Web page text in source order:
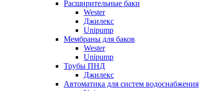
Расширительные баки
Wester
Джилекс
Unipump
Мембраны для баков
Wester
Unipump
Трубы ПНД
Джилекс
Автоматика для систем водоснабжения